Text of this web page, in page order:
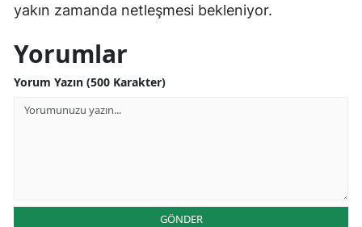
Bayburt
yakın zamanda netleşmesi bekleniyor.
Yorumlar
Yorum Yazın (500 Karakter)
GÖNDER